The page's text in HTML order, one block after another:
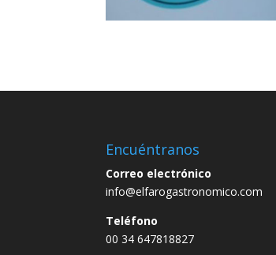
Encuéntranos
Correo electrónico
info@elfarogastronomico.com
Teléfono
00 34 647818827